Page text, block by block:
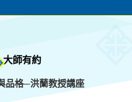
大師有約
品格─洪蘭教授講座